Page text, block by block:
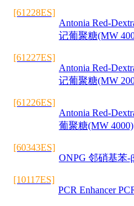
[61228ES]
Antonia Red-
记葡聚糖(MW
[61227ES]
Antonia Red-
记葡聚糖(MW
[61226ES]
Antonia Red-
葡聚糖(MW 4000)
[60343ES]
ONPG 邻硝基苯
[10117ES]
PCR Enhancer